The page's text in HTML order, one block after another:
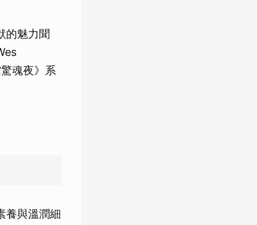
的魅力聞
魂夜》系
養與溫潤細